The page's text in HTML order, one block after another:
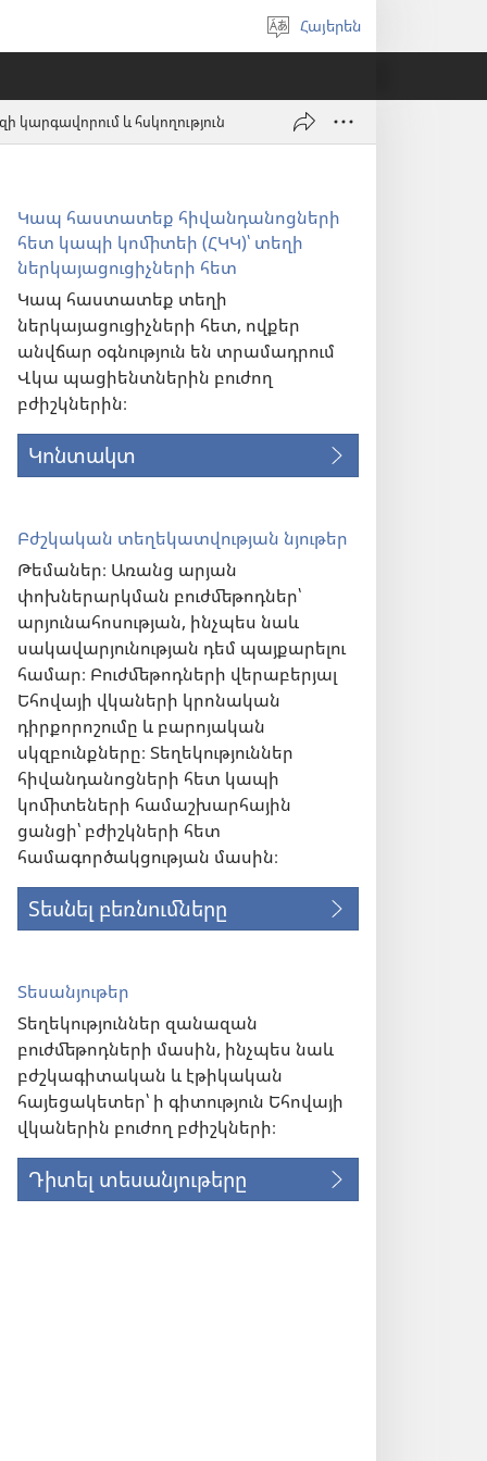
Ընտրել
լեզուն
Հայերեն
կարգավորում և հսկողություն
Կապ հաստատեք հիվանդանոցների
հետ կապի կոմիտեի (ՀԿԿ)՝ տեղի
ներկայացուցիչների հետ
Կապ հաստատեք տեղի
ներկայացուցիչների հետ, ովքեր
անվճար օգնություն են տրամադրում
Վկա պացիենտներին բուժող
բժիշկներին։
Կոնտակտ
Բժշկական տեղեկատվության նյութեր
Թեմաներ։ Առանց արյան
փոխներարկման բուժմեթոդներ՝
արյունահոսության, ինչպես նաև
սակավարյունության դեմ պայքարելու
համար։ Բուժմեթոդների վերաբերյալ
Եհովայի վկաների կրոնական
դիրքորոշումը և բարոյական
սկզբունքները։ Տեղեկություններ
հիվանդանոցների հետ կապի
կոմիտեների համաշխարհային
ցանցի՝ բժիշկների հետ
համագործակցության մասին։
Տեսնել բեռնումները
Տեսանյութեր
Տեղեկություններ զանազան
բուժմեթոդների մասին, ինչպես նաև
բժշկագիտական և էթիկական
հայեցակետեր՝ ի գիտություն Եհովայի
վկաներին բուժող բժիշկների։
Դիտել տեսանյութերը